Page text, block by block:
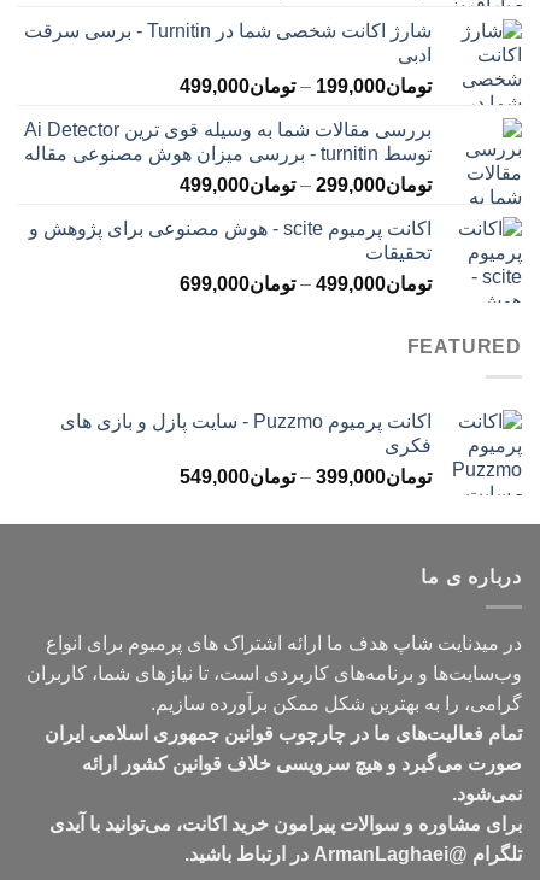
تومان145,000
تومان399,000
شارژ اکانت شخصی شما در Turnitin - برسی سرقت
ادبی
تومان199,000
– تومان499,000محدوده
تومان199,000
تا
تومان499,000
بررسی مقالات شما به وسیله قوی ترین Ai Detector
توسط turnitin - بررسی میزان هوش مصنوعی مقاله
تومان299,000
– تومان499,000محدوده
تومان299,000
تومان499,000
اکانت پرمیوم scite - هوش مصنوعی برای پژوهش و
تحقیقات
تومان499,000
– تومان699,000محدوده
FEATURED
اکانت پرمیوم Puzzmo - سایت پازل و بازی های
فکری
تومان399,000
– تومان549,000محدوده
تومان399,000
درباره ی ما
در میدنایت شاپ هدف ما ارائه اشتراک های پرمیوم برای انواع
وب‌سایت‌ها و برنامه‌های کاربردی است، تا نیازهای شما، کاربران
گرامی، را به بهترین شکل ممکن برآورده سازیم.
تمام فعالیت‌های ما در چارچوب قوانین جمهوری اسلامی ایران
صورت می‌گیرد و هیچ سرویسی خلاف قوانین کشور ارائه
نمی‌شود.
برای مشاوره و سوالات پیرامون خرید اکانت، می‌توانید با آیدی
تلگرام @ArmanLaghaei در ارتباط باشید.